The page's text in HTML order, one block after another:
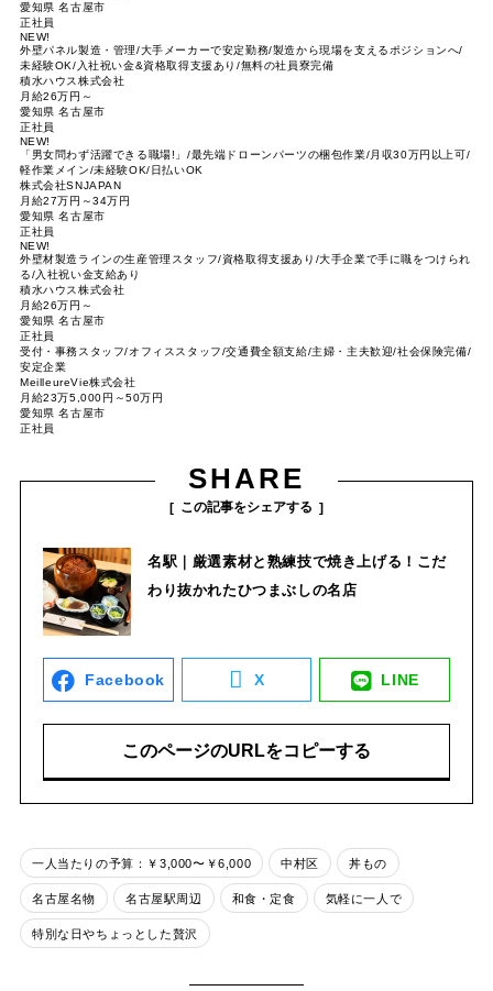
愛知県 名古屋市
正社員
NEW!
外壁パネル製造・管理/大手メーカーで安定勤務/製造から現場を支えるポジションへ/
未経験OK/入社祝い金&資格取得支援あり/無料の社員寮完備
積水ハウス株式会社
月給26万円～
愛知県 名古屋市
正社員
NEW!
「男女問わず活躍できる職場!」/最先端ドローンパーツの梱包作業/月収30万円以上可/
軽作業メイン/未経験OK/日払いOK
株式会社SNJAPAN
月給27万円～34万円
愛知県 名古屋市
正社員
NEW!
外壁材製造ラインの生産管理スタッフ/資格取得支援あり/大手企業で手に職をつけられ
る/入社祝い金支給あり
積水ハウス株式会社
月給26万円～
愛知県 名古屋市
正社員
受付・事務スタッフ/オフィススタッフ/交通費全額支給/主婦・主夫歓迎/社会保険完備/
安定企業
MeilleureVie株式会社
月給23万5,000円～50万円
愛知県 名古屋市
正社員
SHARE
この記事をシェアする
名駅｜厳選素材と熟練技で焼き上げる！こだ
わり抜かれたひつまぶしの名店
Facebook X LINE
このページのURLをコピーする
一人当たりの予算：￥3,000〜￥6,000 中村区 丼もの
名古屋名物 名古屋駅周辺 和食・定食 気軽に一人で
特別な日やちょっとした贅沢